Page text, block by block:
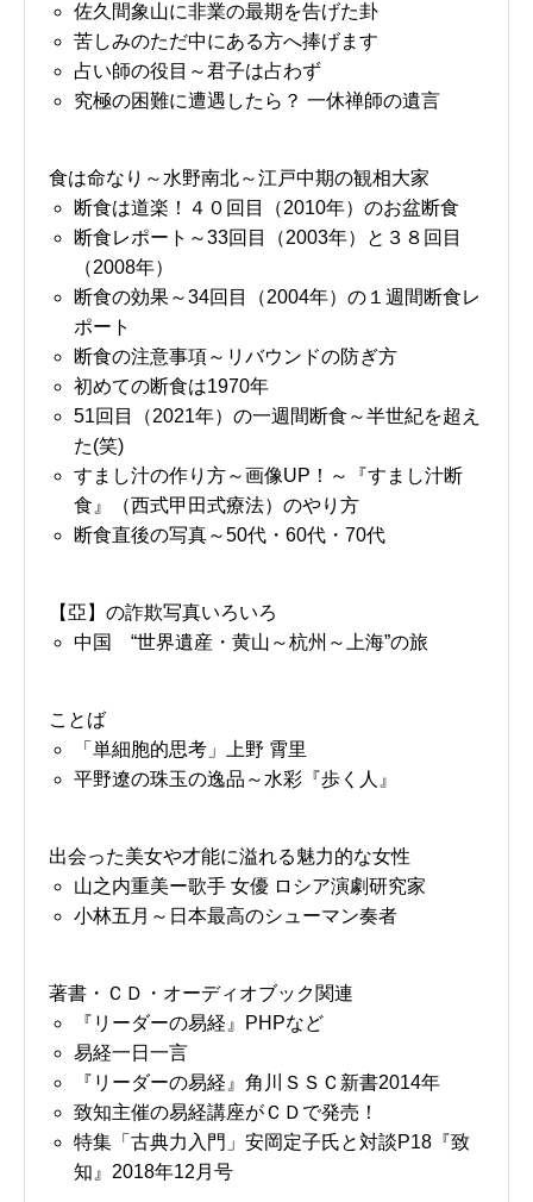
佐久間象山に非業の最期を告げた卦
苦しみのただ中にある方へ捧げます
占い師の役目～君子は占わず
究極の困難に遭遇したら？ 一休禅師の遺言
食は命なり～水野南北～江戸中期の観相大家
断食は道楽！４０回目（2010年）のお盆断食
断食レポート～33回目（2003年）と３８回目
（2008年）
断食の効果～34回目（2004年）の１週間断食レ
ポート
断食の注意事項～リバウンドの防ぎ方
初めての断食は1970年
51回目（2021年）の一週間断食～半世紀を超え
た(笑)
すまし汁の作り方～画像UP！～『すまし汁断
食』（西式甲田式療法）のやり方
断食直後の写真～50代・60代・70代
【亞】の詐欺写真いろいろ
中国 “世界遺産・黄山～杭州～上海”の旅
ことば
「単細胞的思考」上野 霄里
平野遼の珠玉の逸品～水彩『歩く人』
出会った美女や才能に溢れる魅力的な女性
山之内重美ー歌手 女優 ロシア演劇研究家
小林五月～日本最高のシューマン奏者
著書・ＣＤ・オーディオブック関連
『リーダーの易経』PHPなど
易経一日一言
『リーダーの易経』角川ＳＳＣ新書2014年
致知主催の易経講座がＣＤで発売！
特集「古典力入門」安岡定子氏と対談P18『致
知』2018年12月号